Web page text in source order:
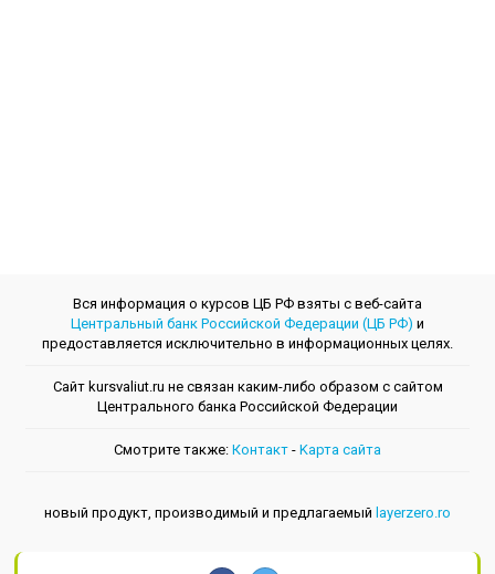
Вся информация о курсов ЦБ РФ взяты с веб-сайта
Центральный банк Российской Федерации (ЦБ РФ) и
предоставляется исключительно в информационных целях.
Сайт kursvaliut.ru не связан каким-либо образом с сайтом
Центрального банкa Российской Федерации
Смотрите также: Контакт - Kарта сайта
новый продукт, производимый и предлагаемый layerzero.ro